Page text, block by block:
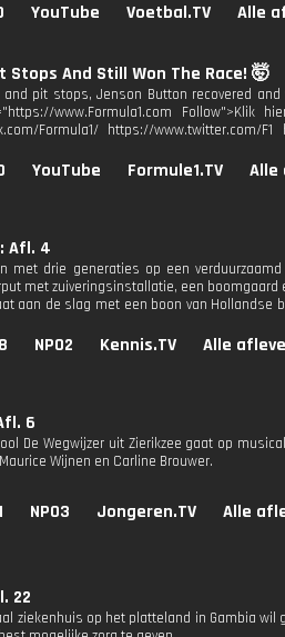
YouTube Voetbal.TV Alle
Stops And Still Won The Race! 🤯
pit stops, Jenson Button recovered and
www.Formula1.com Follow">Klik
Formula1/ https://www.twitter.com/
YouTube Formule1.TV Alle
Afl. 4
met drie generaties op een
met zuiveringsinstallatie, een
aan de slag met een boon van
NPO2 Kennis.TV Alle
6
De Wegwijzer uit Zierikzee gaat op
Wijnen en Carline Brouwer.
NPO3 Jongeren.TV Alle
22
ziekenhuis op het platteland in Gambia